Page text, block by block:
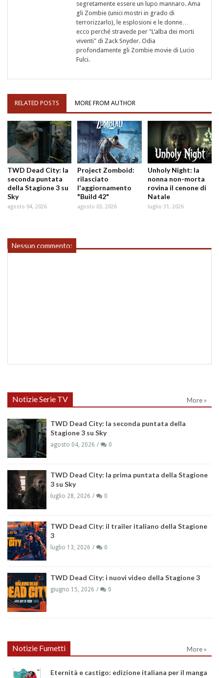
segretamente essere un lupo mannaro. Ama
gli Zombie (unici mostri in grado di
terrorizzarlo), le esplosioni e le donne…
ecco perché stravede per "L’alba dei morti
viventi" di Zack Snyder. Odia
profondamente gli Zombie movie di Lucio
Fulci.
RELATED POSTS MORE FROM AUTHOR
TWD Dead City: la
seconda puntata
della Stagione 3 su
Sky
agosto 04, 2026
Project Zomboid:
rilasciato
l'aggiornamento
"Build 42"
agosto 03, 2026
Unholy Night: la
nonna non-morta
rovina il cenone di
Natale
luglio 31, 2026
Nessun commento:
Notizie Serie TV More »
TWD Dead City: la seconda puntata della
Stagione 3 su Sky
agosto 04, 2026 0
TWD Dead City: la prima puntata della Stagione
3 su Sky
luglio 28, 2026 0
TWD Dead City: il trailer italiano della Stagione
3
luglio 13, 2026 0
TWD Dead City: i nuovi video della Stagione 3
giugno 15, 2026 0
Notizie Fumetti More »
Eternità e castigo: edizione italiana per il manga